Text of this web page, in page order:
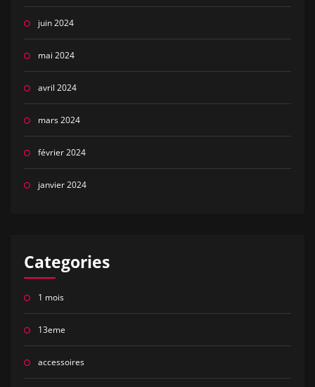
juin 2024
mai 2024
avril 2024
mars 2024
février 2024
janvier 2024
Categories
1 mois
13eme
accessoires